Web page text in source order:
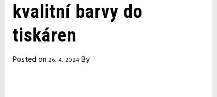
kvalitní barvy do
tiskáren
Posted on26. 4. 2024 By